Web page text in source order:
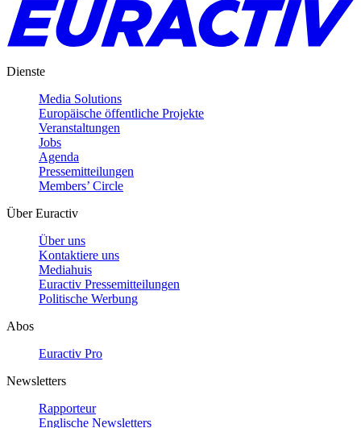
Dienste
Media Solutions
Europäische öffentliche Projekte
Veranstaltungen
Jobs
Agenda
Pressemitteilungen
Members’ Circle
Über Euractiv
Über uns
Kontaktiere uns
Mediahuis
Euractiv Pressemitteilungen
Politische Werbung
Abos
Euractiv Pro
Newsletters
Rapporteur
Englische Newsletters